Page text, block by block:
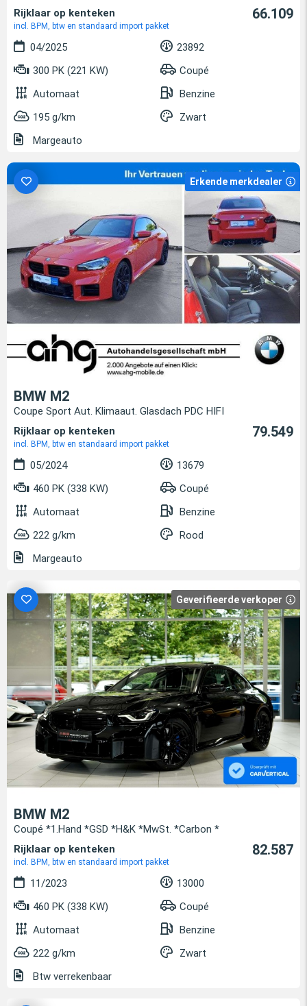
Rijklaar op kenteken
incl. BPM, btw en standaard import pakket
66.109
04/2025
23892
300 PK (221 KW)
Coupé
Automaat
Benzine
195 g/km
Zwart
Margeauto
Erkende merkdealer
BMW M2
Coupe Sport Aut. Klimaaut. Glasdach PDC HIFI
Rijklaar op kenteken
incl. BPM, btw en standaard import pakket
79.549
05/2024
13679
460 PK (338 KW)
Coupé
Automaat
Benzine
222 g/km
Rood
Margeauto
Geverifieerde verkoper
BMW M2
Coupé *1.Hand *GSD *H&K *MwSt. *Carbon *
Rijklaar op kenteken
incl. BPM, btw en standaard import pakket
82.587
11/2023
13000
460 PK (338 KW)
Coupé
Automaat
Benzine
222 g/km
Zwart
Btw verrekenbaar